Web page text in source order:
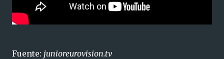
Fuente: junioreurovision.tv